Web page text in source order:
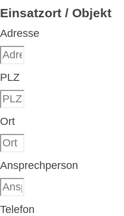
Einsatzort / Objekt
Adresse
PLZ
Ort
Ansprechperson
Telefon